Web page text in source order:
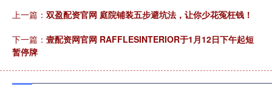
上一篇： 双盈配资官网 庭院铺装五步避坑法，让你少花冤枉钱！
下一篇： 壹配资网官网 RAFFLESINTERIOR于1月12日下午起短
暂停牌